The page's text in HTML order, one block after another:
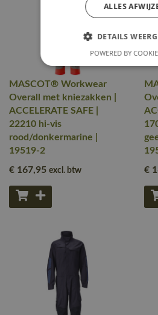
MASCOT® Workwear
Overall met kniezakken |
ACCELERATE SAFE |
22210 hi-vis
rood/donkermarine |
19519-2
€ 167,95 excl. btw
€
ALLES
DETAILS
POWERED BY